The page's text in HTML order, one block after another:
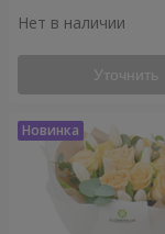
Нет в наличии
Уточнить